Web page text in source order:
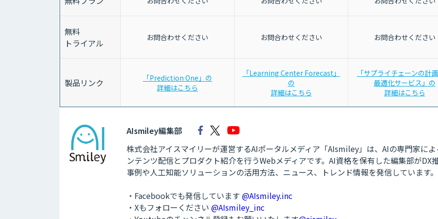
無料
トライアル
お問合わせください お問合わせください お問合わせください
製品リンク
「Prediction One」の
詳細はこちら
「Learning Center Forecast」
の
詳細はこちら
「サプライチェーンの計
最適化サービス」の
詳細はこちら
AIsmiley編集部
株式会社アイスマイリーが運営するAIポータルメディア「AIsmiley」は、AIの専門家によ
ンテンツ配信とプロダクト紹介を行うWebメディアです。AI資格を保有した編集部がDX
事例や人工知能ソリューションの活用方法、ニュース、トレンド情報を発信しています。
・Facebookでも発信しています @AIsmiley.inc
・Xもフォローください @AIsmiley_inc